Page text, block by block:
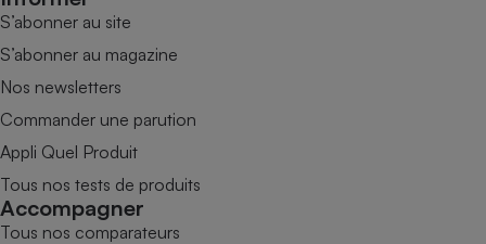
S’abonner au site
S’abonner au magazine
Nos newsletters
Commander une parution
Appli Quel Produit
Tous nos tests de produits
Accompagner
Tous nos comparateurs